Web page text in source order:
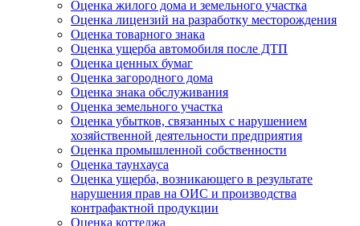
Оценка жилого дома и земельного участка
Оценка лицензий на разработку месторождения
Оценка товарного знака
Оценка ущерба автомобиля после ДТП
Оценка ценных бумаг
Оценка загородного дома
Оценка знака обслуживания
Оценка земельного участка
Оценка убытков, связанных с нарушением
хозяйственной деятельности предприятия
Оценка промышленной собственности
Оценка таунхауса
Оценка ущерба, возникающего в результате
нарушения прав на ОИС и производства
контрафактной продукции
Оценка коттеджа